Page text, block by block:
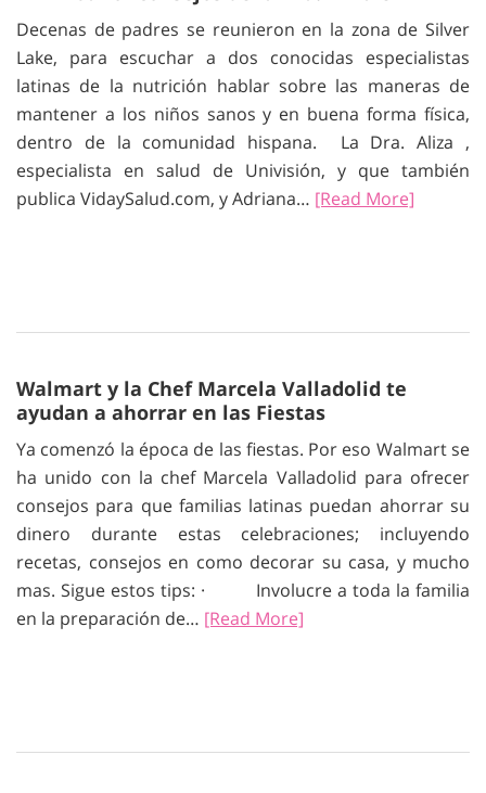
Decenas de padres se reunieron en la zona de Silver
Lake, para escuchar a dos conocidas especialistas
latinas de la nutrición hablar sobre las maneras de
mantener a los niños sanos y en buena forma física,
dentro de la comunidad hispana. La Dra. Aliza ,
especialista en salud de Univisión, y que también
publica VidaySalud.com, y Adriana… [Read More]
Walmart y la Chef Marcela Valladolid te
ayudan a ahorrar en las Fiestas
Ya comenzó la época de las fiestas. Por eso Walmart se
ha unido con la chef Marcela Valladolid para ofrecer
consejos para que familias latinas puedan ahorrar su
dinero durante estas celebraciones; incluyendo
recetas, consejos en como decorar su casa, y mucho
mas. Sigue estos tips: · Involucre a toda la familia
en la preparación de… [Read More]